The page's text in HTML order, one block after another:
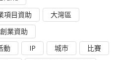
項目資助
大灣區
創業資助
動
IP 城市
比賽